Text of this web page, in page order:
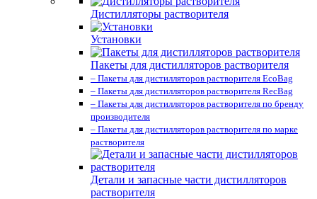
Дистилляторы растворителя
Установки
Пакеты для дистилляторов растворителя
– Пакеты для дистилляторов растворителя EcoBag
– Пакеты для дистилляторов растворителя RecBag
– Пакеты для дистилляторов растворителя по бренду
производителя
– Пакеты для дистилляторов растворителя по марке
растворителя
Детали и запасные части дистилляторов
растворителя